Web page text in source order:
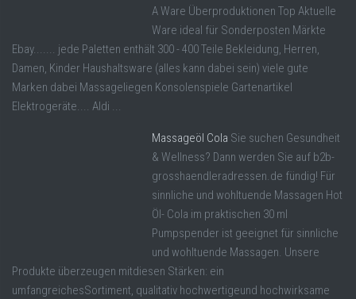
A Ware Überproduktionen Top Aktuelle
Ware ideal für Sonderposten Märkte
Ebay....... jede Paletten enthält 300 - 400 Teile Bekleidung, Herren,
Damen, Kinder Haushaltsware (alles kann dabei sein) viele gute
Marken dabei Massageliegen Konsolenspiele Gartenartikel
Elektrogeräte.... Aldi ...
Massageöl Cola Sie suchen Gesundheit
& Wellness? Dann werden Sie auf b2b-
grosshaendleradressen.de fündig! Für
sinnliche und wohltuende Massagen Hot
Öl- Cola im praktischen 30 ml
Pumpspender ist geeignet für sinnliche
und wohltuende Massagen. Unsere
Produkte überzeugen mitdiesen Stärken: ein
umfangreichesSortiment, qualitativ hochwertigeund hochwirksame